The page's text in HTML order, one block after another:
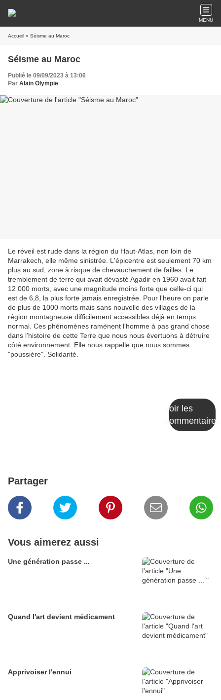
MENU
Accueil » Séisme au Maroc
Séisme au Maroc
Publié le 09/09/2023 à 13:06
Par Alain Olympie
Le réveil est rude dans la région du Haut-Atlas, non loin de
Marrakech, elle même sinistrée. L'épicentre est seulement 70 km
plus au sud, zone à risque de chevauchement de failles. Le
tremblement de terre qui avait dévasté Agadir en 1960 avait fait
12 000 morts, avec une magnitude moins forte que celle-ci qui
est de 6,8, la plus forte jamais enregistrée. Pour l'heure on parle
de plus de 1000 morts mais sans nouvelle des villages de la
région montagneuse difficilement accessibles déjà en temps
normal. Ces phénomènes ramènent l'homme à pas grand chose
dans l'histoire de cette Terre que nous nous évertuons à détruire
côté environnement. Elle nous rappelle que nous sommes
"poussière". Solidarité.
voir les
commentaires
Partager
Vous aimerez aussi
Une génération passe ...
Quand l'art devient médicament
Apprivoiser l'ennui